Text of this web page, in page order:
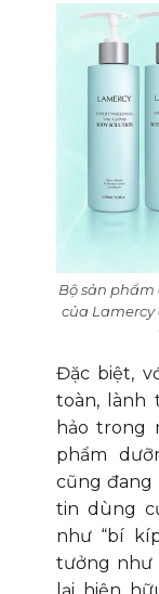
Bộ sản
của
Đặc biệt,
toàn, lành
hảo trong
phẩm
cũng đang
tin dùng
như “bí
tưởng như